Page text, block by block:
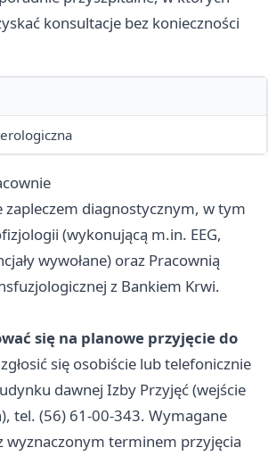
konsultacje bez konieczności
zapleczem diagnostycznym, w tym
(wykonującą m.in. EEG,
wywołane) oraz Pracownią
z Bankiem Krwi.
się na planowe przyjęcie do
się osobiście lub telefonicznie
dawnej Izby Przyjęć (wejście
tel. (56) 61-00-343. Wymagane
wyznaczonym terminem przyjęcia